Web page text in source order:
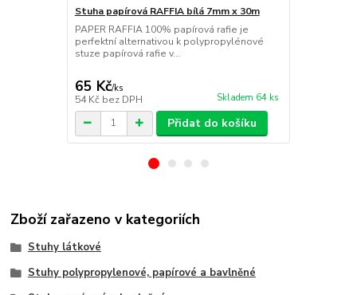
Stuha papírová RAFFIA bílá 7mm x 30m
PAPER RAFFIA 100% papírová rafie je
perfektní alternativou k polypropylénové
stuze papírová rafie v...
65 Kč/ks
54 Kč bez DPH Skladem 64 ks
Přidat do košíku
Zboží zařazeno v kategoriích
Stuhy látkové
Stuhy polypropylenové, papírové a bavlněné